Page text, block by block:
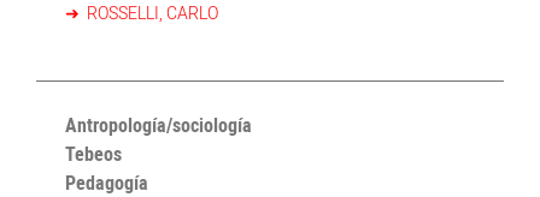
ROSSELLI, CARLO
Antropología/sociología
Tebeos
Pedagogía